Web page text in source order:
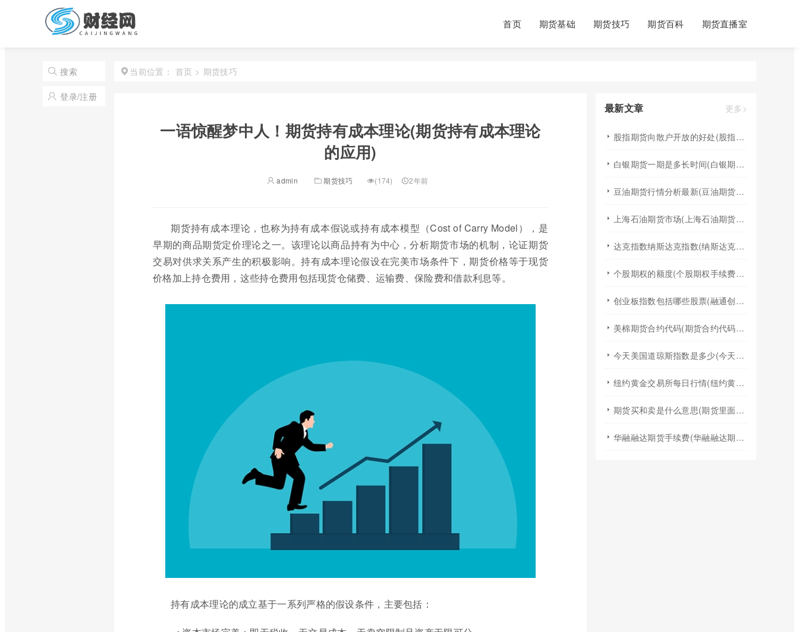
首页 期货基础 期货技巧 期货百科 期货直播室
搜索
登录/注册
当前位置： 首页 > 期货技巧
一语惊醒梦中人！期货持有成本理论(期货持有成本理论
的应用)
admin 期货技巧 (174) 2年前
期货持有成本理论，也称为持有成本假说或持有成本模型（Cost of Carry Model），是
早期的商品期货定价理论之一。该理论以商品持有为中心，分析期货市场的机制，论证期货
交易对供求关系产生的积极影响。持有成本理论假设在完美市场条件下，期货价格等于现货
价格加上持仓费用，这些持仓费用包括现货仓储费、运输费、保险费和借款利息等。
持有成本理论的成立基于一系列严格的假设条件，主要包括：
最新文章 更多>
股指期货向散户开放的好处(股指期货对利空信息更加敏感吗)
白银期货一期是多长时间(白银期货涨幅一天最高多少)
豆油期货行情分析最新(豆油期货行情实时行情)
上海石油期货市场(上海石油期货市场行情)
达克指数纳斯达克指数(纳斯达克指数与纳斯达克100的区别)
个股期权的额度(个股期权手续费是多少)
创业板指数包括哪些股票(融通创业板指数基金是什么股票)
美棉期货合约代码(期货合约代码什么意思)
今天美国道琼斯指数是多少(今天美国股票指数)
纽约黄金交易所每日行情(纽约黄金期货实时行情)
期货买和卖是什么意思(期货里面的买和卖是什么意思)
华融融达期货手续费(华融融达期货手续费收费标准)